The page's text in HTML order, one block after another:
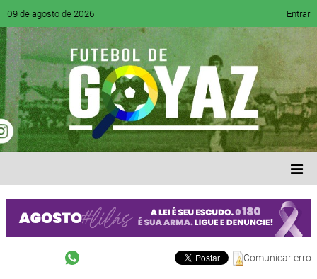
09 de agosto de 2026 Entrar
Comunicar erro